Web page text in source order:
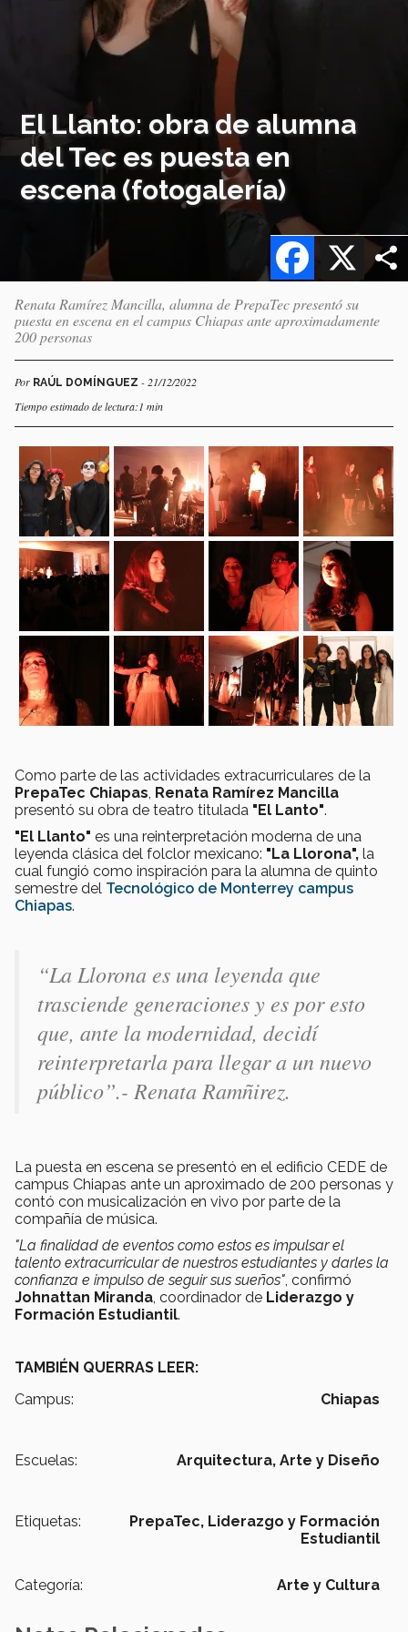
El Llanto: obra de alumna
del Tec es puesta en
escena (fotogalería)
X
Facebook
Renata Ramírez Mancilla, alumna de PrepaTec presentó su
puesta en escena en el campus Chiapas ante aproximadamente
200 personas
Por RAÚL DOMÍNGUEZ - 21/12/2022
Tiempo estimado de lectura:1 min
Como parte de las actividades extracurriculares de la
PrepaTec Chiapas Renata Ramírez Mancilla
presentó su obra de teatro titulada "El Lanto".
"El Llanto" es una reinterpretación moderna de una
leyenda clásica del folclor mexicano: "La Llorona", la
cual fungió como inspiración para la alumna de quinto
semestre del Tecnológico de Monterrey campus
Chiapas.
“La Llorona es una leyenda que
trasciende generaciones y es por esto
que, ante la modernidad, decidí
reinterpretarla para llegar a un nuevo
público”.- Renata Ramñirez.
La puesta en escena se presentó en el edificio CEDE de
campus Chiapas ante un aproximado de 200 personas y
contó con musicalización en vivo por parte de la
compañía de música.
"La finalidad de eventos como estos es impulsar el
talento extracurricular de nuestros estudiantes y darles la
confianza e impulso de seguir sus sueños" , confirmó
Johnattan Miranda , coordinador de Liderazgo y
Formación Estudiantil.
TAMBIÉN QUERRAS LEER:
Campus:
Chiapas
Escuelas: Arquitectura, Arte y Diseño
Etiquetas: PrepaTec, Liderazgo y Formación
Estudiantil
Categoría: Arte y Cultura